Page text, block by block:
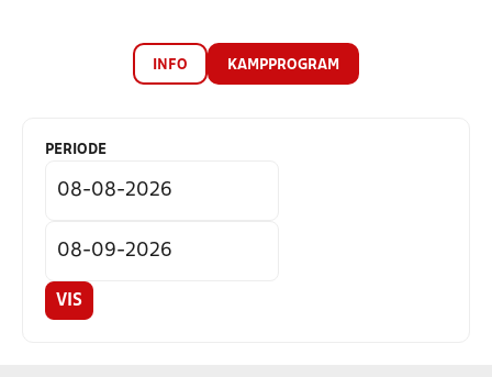
INFO KAMPPROGRAM
PERIODE
VIS